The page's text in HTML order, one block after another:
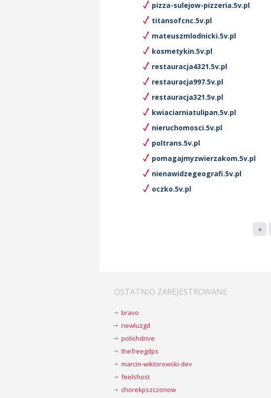
pizza-sulejow-pizzeria.5v.pl
titansofcnc.5v.pl
mateuszmlodnicki.5v.pl
kosmetykin.5v.pl
restauracja4321.5v.pl
restauracja997.5v.pl
restauracja321.5v.pl
kwiaciarniatulipan.5v.pl
nieruchomosci.5v.pl
poltrans.5v.pl
pomagajmyzwierzakom.5v.pl
nienawidzegeografi.5v.pl
oczko.5v.pl
«
OSTATNIO ZAREJESTROWANE
bravo
newluzgd
polishdrive
thefreegdps
marcin-wiktorowski-dev
feelshost
chorekpszczonow